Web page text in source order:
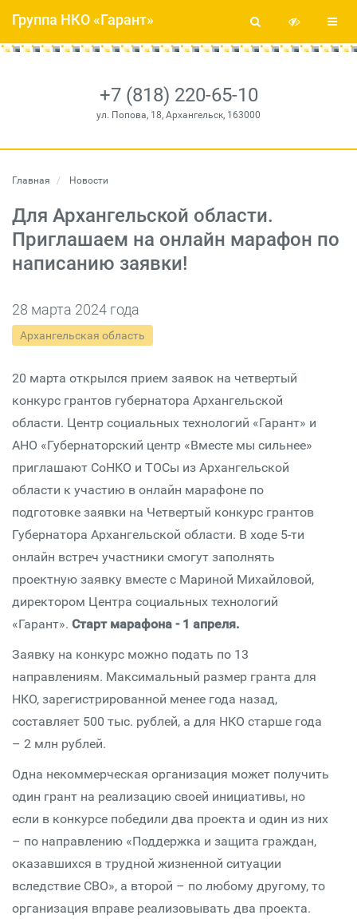
+7 (818) 220-65-10
ул. Попова, 18, Архангельск, 163000
Группа НКО «Гарант»
Главная Новости
Для Архангельской области.
Приглашаем на онлайн марафон по
написанию заявки!
28 марта 2024 года
Архангельская область
20 марта открылся прием заявок на четвертый
конкурс грантов губернатора Архангельской
области. Центр социальных технологий «Гарант» и
АНО «Губернаторский центр «Вместе мы сильнее»
приглашают СоНКО и ТОСы из Архангельской
области к участию в онлайн марафоне по
подготовке заявки на Четвертый конкурс грантов
Губернатора Архангельской области. В ходе 5-ти
онлайн встреч участники смогут заполнять
проектную заявку вместе с Мариной Михайловой,
директором Центра социальных технологий
«Гарант». Старт марафона - 1 апреля.
Заявку на конкурс можно подать по 13
направлениям. Максимальный размер гранта для
НКО, зарегистрированной менее года назад,
составляет 500 тыс. рублей, а для НКО старше года
– 2 млн рублей.
Одна некоммерческая организация может получить
один грант на реализацию своей инициативы, но
если в конкурсе победили два проекта и один из них
– по направлению «Поддержка и защита граждан,
оказавшихся в трудной жизненной ситуации
вследствие СВО», а второй – по любому другому, то
организация вправе реализовывать два проекта.